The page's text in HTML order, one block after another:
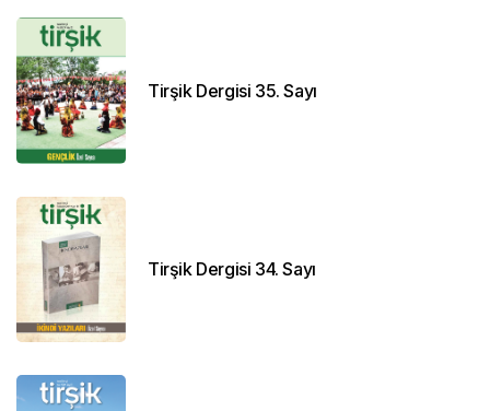
Tirşik Dergisi 35. Sayı
Tirşik Dergisi 34. Sayı